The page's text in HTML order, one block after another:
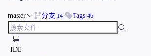
master 分支 14 Tags 46
IDE